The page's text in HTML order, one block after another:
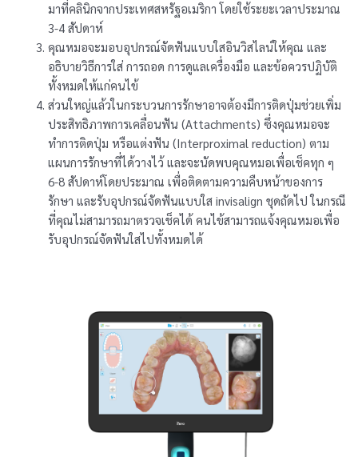
มาที่คลินิกจากประเทศสหรัฐอเมริกา โดยใช้ระยะเวลาประมาณ
3-4 สัปดาห์
คุณหมอจะมอบอุปกรณ์จัดฟันแบบใสอินวิสไลน์ให้คุณ และ
อธิบายวิธีการใส่ การถอด การดูแลเครื่องมือ และข้อควรปฏิบัติ
ทั้งหมดให้แก่คนไข้
ส่วนใหญ่แล้วในกระบวนการรักษาอาจต้องมีการติดปุ่มช่วยเพิ่ม
ประสิทธิภาพการเคลื่อนฟัน (Attachments) ซึ่งคุณหมอจะ
ทำการติดปุ่ม หรือแต่งฟัน (Interproximal reduction) ตาม
แผนการรักษาที่ได้วางไว้ และจะนัดพบคุณหมอเพื่อเช็คทุก ๆ
6-8 สัปดาห์โดยประมาณ เพื่อติดตามความคืบหน้าของการ
รักษา และรับอุปกรณ์จัดฟันแบบใส invisalign ชุดถัดไป ในกรณี
ที่คุณไม่สามารถมาตรวจเช็คได้ คนไข้สามารถแจ้งคุณหมอเพื่อ
รับอุปกรณ์จัดฟันใสไปทั้งหมดได้